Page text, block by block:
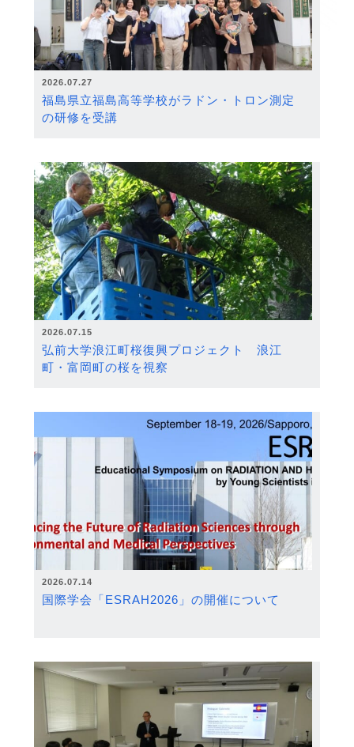
2026.07.27
福島県立福島高等学校がラドン・トロン測定
の研修を受講
2026.07.15
弘前大学浪江町桜復興プロジェクト 浪江
町・富岡町の桜を視察
2026.07.14
国際学会「ESRAH2026」の開催について